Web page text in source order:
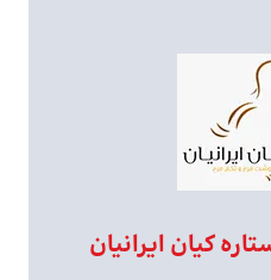
کیان ایرانیان